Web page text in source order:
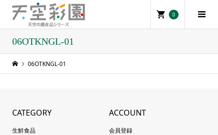
0
06OTKNGL-01
06OTKNGL-01
CATEGORY
生鮮食品
ACCOUNT
会員登録